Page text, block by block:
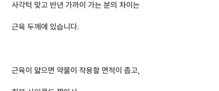
사각턱 맞고 반년 가까이 가는 분의 차이는
근육 두께에 있습니다.
근육이 얇으면 약물이 작용할 면적이 좁고,